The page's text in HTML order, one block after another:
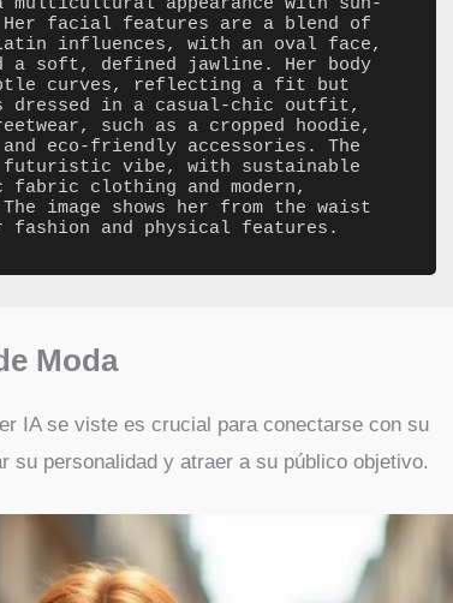
multicultural appearance with sun-
facial features are a blend of
influences, with an oval face,
a soft, defined jawline. Her body
curves, reflecting a fit but
dressed in a casual-chic outfit,
such as a cropped hoodie,
eco-friendly accessories. The
vibe, with sustainable
fabric clothing and modern,
image shows her from the waist
Moda
IA se viste es crucial para conectarse con su
su personalidad y atraer a su público objetivo.